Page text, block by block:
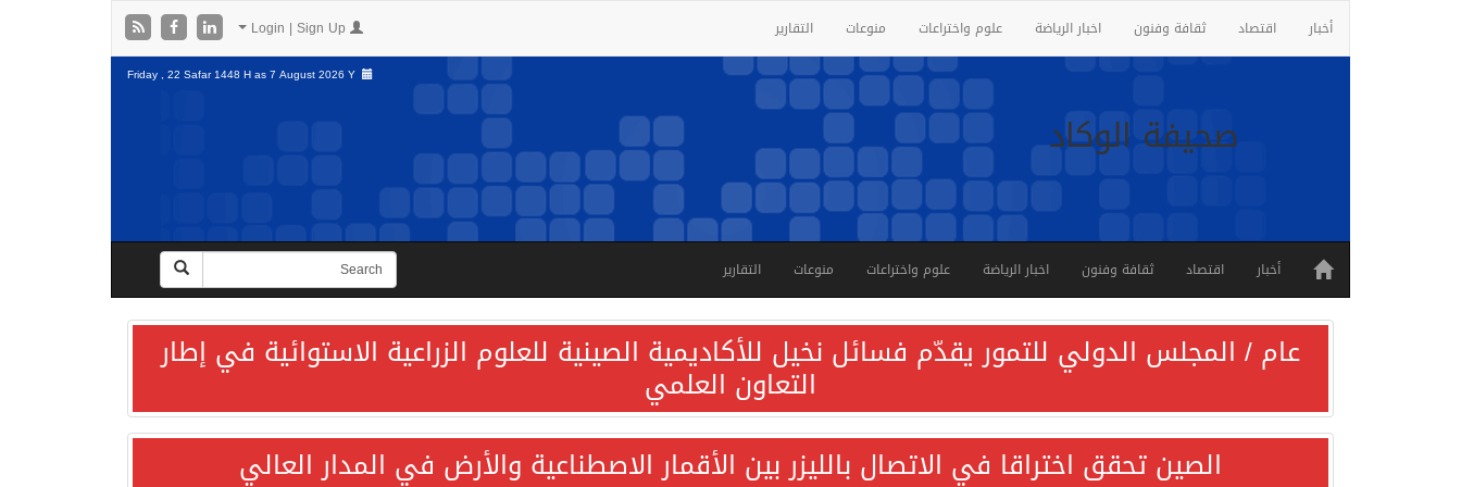
أخبار اقتصاد ثقافة وفنون اخبار الرياضة علوم واختراعات منوعات التقارير
صحيفة الوكاد
Friday , 22 Safar 1448 H as7 August 2026 Y
أخبار اقتصاد ثقافة وفنون اخبار الرياضة علوم واختراعات منوعات التقارير
عام / المجلس الدولي للتمور يقدّم فسائل نخيل للأكاديمية الصينية للعلوم الزراعية الاستوائية في إطار
التعاون العلمي
الصين تحقق اختراقا في الاتصال بالليزر بين الأقمار الاصطناعية والأرض في المدار العالي